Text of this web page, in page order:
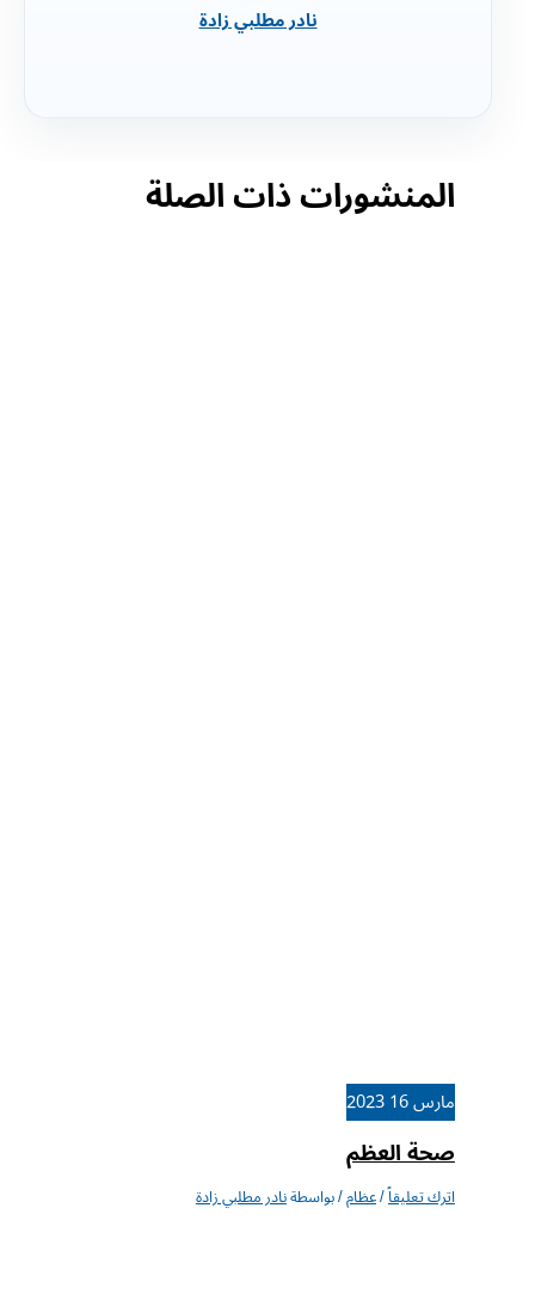
نادر مطلبي زادة
المنشورات ذات الصلة
مارس16
2023
صحة العظم
اترك تعليقاً/عظام/ بواسطةنادر مطلبي زادة